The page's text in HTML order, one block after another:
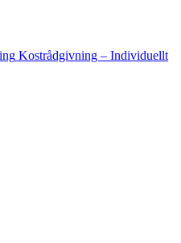
Kostrådgivning – Individuellt